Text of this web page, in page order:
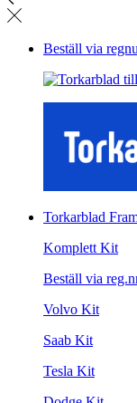
Beställ via
Torkarblad
Komplett Kit
Beställ via
Volvo Kit
Saab Kit
Tesla Kit